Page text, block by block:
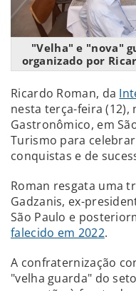
"Velha" e "nova"
organizado por
Ricardo Roman, da
nesta terça-feira
Gastronômico, em
Turismo para
conquistas e de
Roman resgata uma
Gadzanis, ex-
São Paulo e
falecido em 2022.
A confraternização
"velha guarda" do